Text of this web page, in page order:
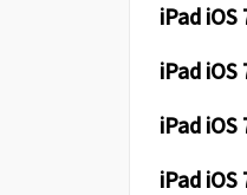
iPad iOS
iPad iOS
iPad iOS
iPad iOS